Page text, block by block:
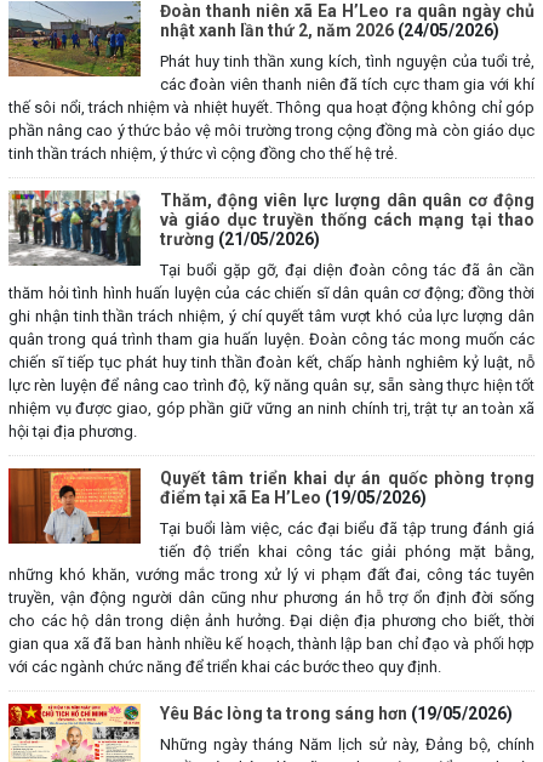
Đoàn thanh niên xã Ea H’Leo ra quân ngày chủ
nhật xanh lần thứ 2, năm 2026 (24/05/2026)
Phát huy tinh thần xung kích, tình nguyện của tuổi trẻ,
các đoàn viên thanh niên đã tích cực tham gia với khí
thế sôi nổi, trách nhiệm và nhiệt huyết. Thông qua hoạt động không chỉ góp
phần nâng cao ý thức bảo vệ môi trường trong cộng đồng mà còn giáo dục
tinh thần trách nhiệm, ý thức vì cộng đồng cho thế hệ trẻ.
Thăm, động viên lực lượng dân quân cơ động
và giáo dục truyền thống cách mạng tại thao
trường (21/05/2026)
Tại buổi gặp gỡ, đại diện đoàn công tác đã ân cần
thăm hỏi tình hình huấn luyện của các chiến sĩ dân quân cơ động; đồng thời
ghi nhận tinh thần trách nhiệm, ý chí quyết tâm vượt khó của lực lượng dân
quân trong quá trình tham gia huấn luyện. Đoàn công tác mong muốn các
chiến sĩ tiếp tục phát huy tinh thần đoàn kết, chấp hành nghiêm kỷ luật, nỗ
lực rèn luyện để nâng cao trình độ, kỹ năng quân sự, sẵn sàng thực hiện tốt
nhiệm vụ được giao, góp phần giữ vững an ninh chính trị, trật tự an toàn xã
hội tại địa phương.
Quyết tâm triển khai dự án quốc phòng trọng
điểm tại xã Ea H’Leo (19/05/2026)
Tại buổi làm việc, các đại biểu đã tập trung đánh giá
tiến độ triển khai công tác giải phóng mặt bằng,
những khó khăn, vướng mắc trong xử lý vi phạm đất đai, công tác tuyên
truyền, vận động người dân cũng như phương án hỗ trợ ổn định đời sống
cho các hộ dân trong diện ảnh hưởng. Đại diện địa phương cho biết, thời
gian qua xã đã ban hành nhiều kế hoạch, thành lập ban chỉ đạo và phối hợp
với các ngành chức năng để triển khai các bước theo quy định.
Yêu Bác lòng ta trong sáng hơn (19/05/2026)
Những ngày tháng Năm lịch sử này, Đảng bộ, chính